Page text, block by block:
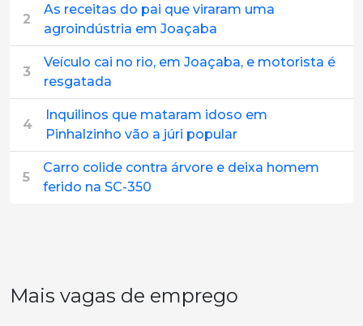
2
As receitas do pai que viraram uma
agroindústria em Joaçaba
3
Veículo cai no rio, em Joaçaba, e motorista é
resgatada
4
Inquilinos que mataram idoso em
Pinhalzinho vão a júri popular
5
Carro colide contra árvore e deixa homem
ferido na SC-350
Mais vagas de emprego